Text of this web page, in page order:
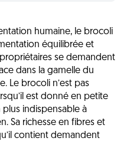
brocoli
le chien
donner du brocoli
davantage de
brocoli
humaine, le brocoli
équilibrée et
se demandent
dans la gamelle du
Le brocoli n’est pas
est donné en petite
plus indispensable à
Sa richesse en fibres et
contient demandent